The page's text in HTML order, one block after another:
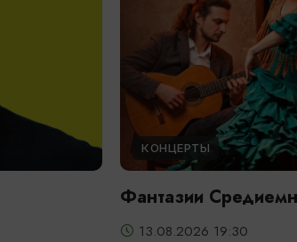
КОНЦЕРТЫ
Фантазии
13.08.2026 19:30